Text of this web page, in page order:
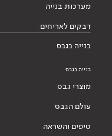
מערכות בנייה
דבקים לאריחים
בנייה בגבס
בנייה בגבס
מוצרי גבס
עולם הגבס
טיפים והשראה